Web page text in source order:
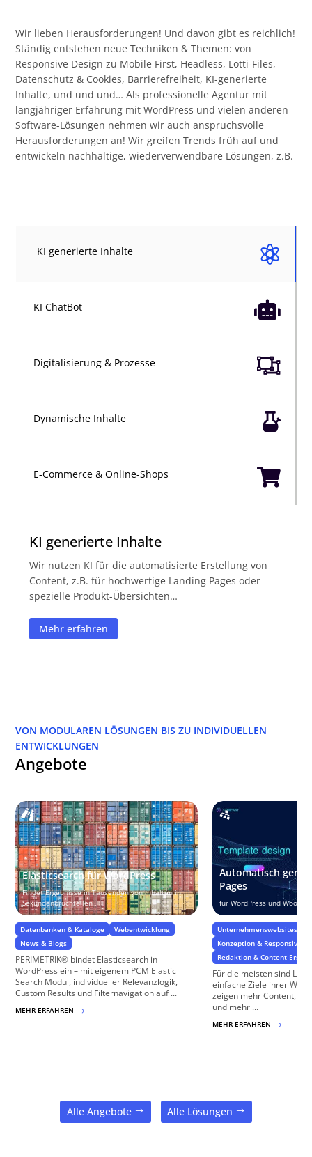
Wir lieben Herausforderungen! Und davon gibt es reichlich!
Ständig entstehen neue Techniken & Themen: von
Responsive Design zu Mobile First, Headless, Lotti-Files,
Datenschutz & Cookies, Barrierefreiheit, KI-generierte
Inhalte, und und und… Als professionelle Agentur mit
langjähriger Erfahrung mit WordPress und vielen anderen
Software-Lösungen nehmen wir auch anspruchsvolle
Herausforderungen an! Wir greifen Trends früh auf und
entwickeln nachhaltige, wiederverwendbare Lösungen, z.B.

KI generierte Inhalte

KI ChatBot

Digitalisierung & Prozesse

Dynamische Inhalte

E-Commerce & Online-Shops
KI generierte Inhalte
Wir nutzen KI für die automatisierte Erstellung von
Content, z.B. für hochwertige Landing Pages oder
spezielle Produkt-Übersichten…
Mehr erfahren
VON MODULAREN LÖSUNGEN BIS ZU INDIVIDUELLEN
ENTWICKLUNGEN
Angebote
Elasticsearch für WordPress
Findet Ergebnisse in Tausenden von Inhalten in
Sekundenbruchteilen
Datenbanken & Kataloge
Webentwicklung
News & Blogs
PERIMETRIK® bindet Elasticsearch in
WordPress ein – mit eigenem PCM Elastic
Search Modul, individueller Relevanzlogik,
Custom Results und Filternavigation auf ...
MEHR ERFAHREN $
Automatisch
Pages
für WordPress und
Unternehmenswebsites
Konzeption & Responsive
Redaktion & Content-
Für die meisten sind
einfache Ziele ihrer
zeigen mehr Content,
und mehr ...
MEHR ERFAHREN $
Alle Angebote Alle Lösungen